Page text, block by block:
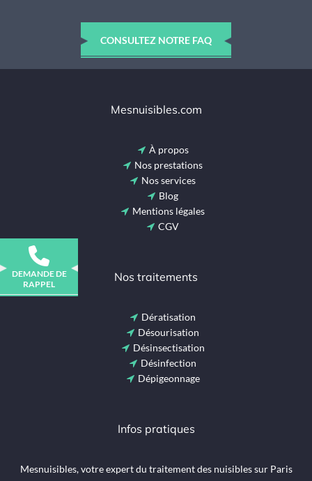
CONSULTEZ NOTRE FAQ
Mesnuisibles.com
À propos
Nos prestations
Nos services
Blog
Mentions légales
CGV
Nos traitements
Dératisation
Désourisation
Désinsectisation
Désinfection
Dépigeonnage
Infos pratiques
Mesnuisibles, votre expert du traitement des nuisibles sur Paris
DEMANDE DE
RAPPEL